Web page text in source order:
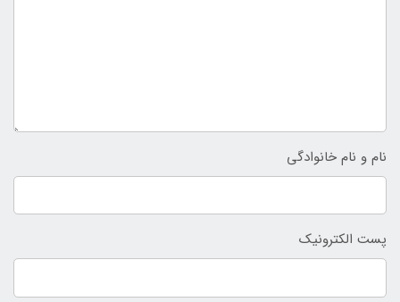
نام و نام خانوادگی
پست الکترونیک